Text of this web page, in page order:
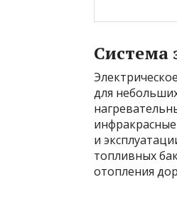
Система
для
и
топливных
отопления